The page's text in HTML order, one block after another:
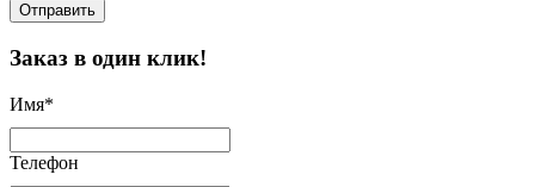
Отправить
Заказ в один клик!
Имя*
Телефон